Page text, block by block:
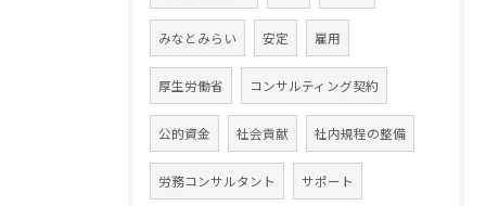
みなとみらい 安定 雇用
厚生労働省 コンサルティング契約
公的資金 社会貢献 社内規程の整備
労務コンサルタント サポート